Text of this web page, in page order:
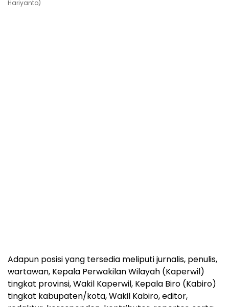
Hariyanto)
Adapun posisi yang tersedia meliputi jurnalis, penulis,
wartawan, Kepala Perwakilan Wilayah (Kaperwil)
tingkat provinsi, Wakil Kaperwil, Kepala Biro (Kabiro)
tingkat kabupaten/kota, Wakil Kabiro, editor,